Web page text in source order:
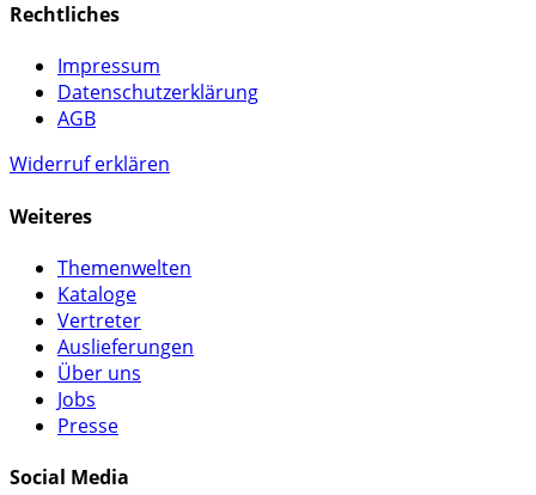
Rechtliches
Impressum
Datenschutzerklärung
AGB
Widerruf erklären
Weiteres
Themenwelten
Kataloge
Vertreter
Auslieferungen
Über uns
Jobs
Presse
Social Media